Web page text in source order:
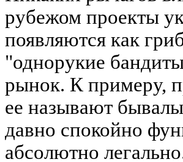
рубежом проекты
появляются как
"однорукие
рынок. К примеру,
ее называют
давно спокойно
абсолютно